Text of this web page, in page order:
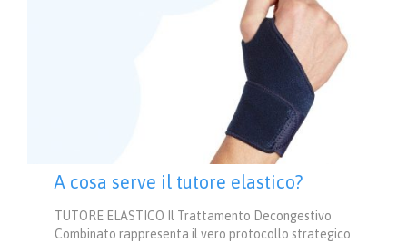
A cosa serve il tutore elastico?
TUTORE ELASTICO Il Trattamento Decongestivo
Combinato rappresenta il vero protocollo strategico